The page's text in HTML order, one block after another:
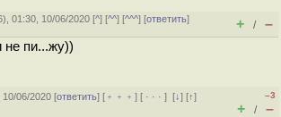
), 01:30, 10/06/2020 [^] [^^] [^^^] [ответить]
+ / –
не пи...жу))
10/06/2020 [ответить] [ ﹢﹢﹢] [ · · ·][↓] [↑]
–3
+ / –